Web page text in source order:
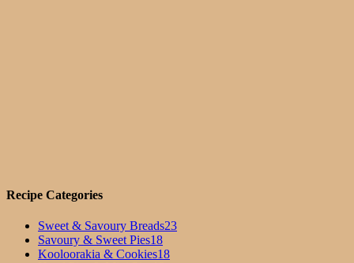
Recipe Categories
Sweet & Savoury Breads23
Savoury & Sweet Pies18
Kooloorakia & Cookies18